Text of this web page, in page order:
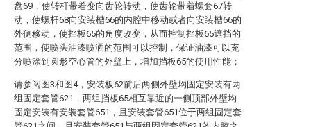
盘69，使转杆带着变向齿轮转动，使齿轮带着螺套67转
动，使螺杆68向安装槽66的内腔中移动或者向安装槽66的
外侧移动，使挡板65的角度改变，从而控制挡板65遮挡的
范围，使喷头油漆喷洒的范围可以控制，保证油漆可以充
分喷涂到圆形空心管的外壁上，增加挡板65的使用性能；
请参阅图3和图4，安装板62前后两侧外壁均固定安装有两
组固定套管621，两组挡板65相互靠近的一侧顶部外壁均
固定安装有安装套管651，且安装套管651位于两组固定套